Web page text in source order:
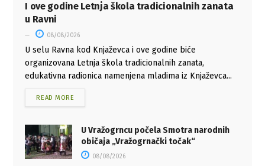
I ove godine Letnja škola tradicionalnih zanata
u Ravni
08/08/2026
U selu Ravna kod Knjaževca i ove godine biće
organizovana Letnja škola tradicionalnih zanata,
edukativna radionica namenjena mladima iz Knjaževca...
READ MORE
U Vražogrncu počela Smotra narodnih
običaja „Vražogrnački točak“
08/08/2026